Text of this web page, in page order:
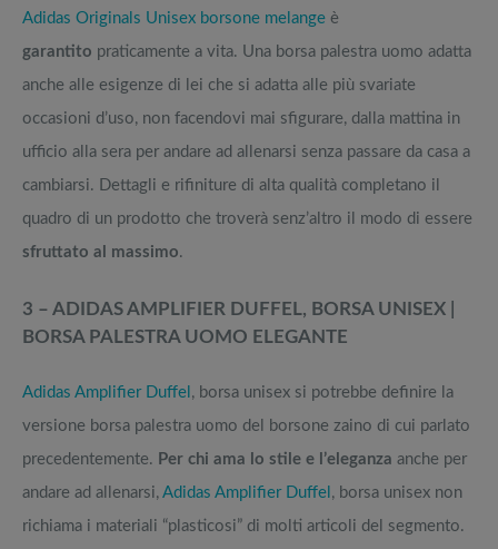
Adidas Originals Unisex borsone melange è
garantito praticamente a vita. Una borsa palestra uomo adatta
anche alle esigenze di lei che si adatta alle più svariate
occasioni d’uso, non facendovi mai sfigurare, dalla mattina in
ufficio alla sera per andare ad allenarsi senza passare da casa a
cambiarsi. Dettagli e rifiniture di alta qualità completano il
quadro di un prodotto che troverà senz’altro il modo di essere
sfruttato al massimo.
3 – ADIDAS AMPLIFIER DUFFEL, BORSA UNISEX |
BORSA PALESTRA UOMO ELEGANTE
Adidas Amplifier Duffel , borsa unisex si potrebbe definire la
versione borsa palestra uomo del borsone zaino di cui parlato
precedentemente. Per chi ama lo stile e l’eleganza anche per
andare ad allenarsi, Adidas Amplifier Duffel , borsa unisex non
richiama i materiali “plasticosi” di molti articoli del segmento.